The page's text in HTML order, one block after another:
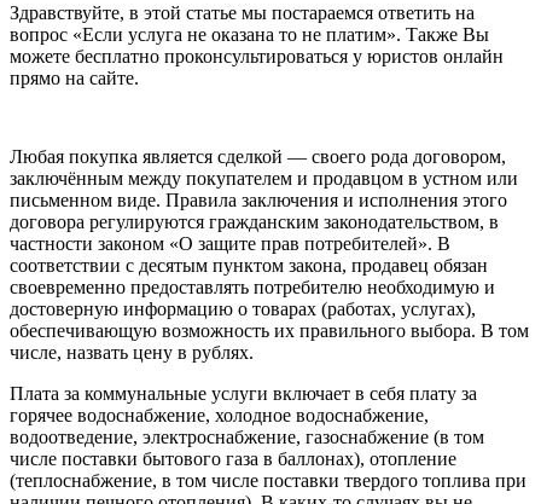
Здравствуйте, в этой статье мы постараемся ответить на
вопрос «Если услуга не оказана то не платим». Также Вы
можете бесплатно проконсультироваться у юристов онлайн
прямо на сайте.
Любая покупка является сделкой — своего рода договором,
заключённым между покупателем и продавцом в устном или
письменном виде. Правила заключения и исполнения этого
договора регулируются гражданским законодательством, в
частности законом «О защите прав потребителей». В
соответствии с десятым пунктом закона, продавец обязан
своевременно предоставлять потребителю необходимую и
достоверную информацию о товарах (работах, услугах),
обеспечивающую возможность их правильного выбора. В том
числе, назвать цену в рублях.
Плата за коммунальные услуги включает в себя плату за
горячее водоснабжение, холодное водоснабжение,
водоотведение, электроснабжение, газоснабжение (в том
числе поставки бытового газа в баллонах), отопление
(теплоснабжение, в том числе поставки твердого топлива при